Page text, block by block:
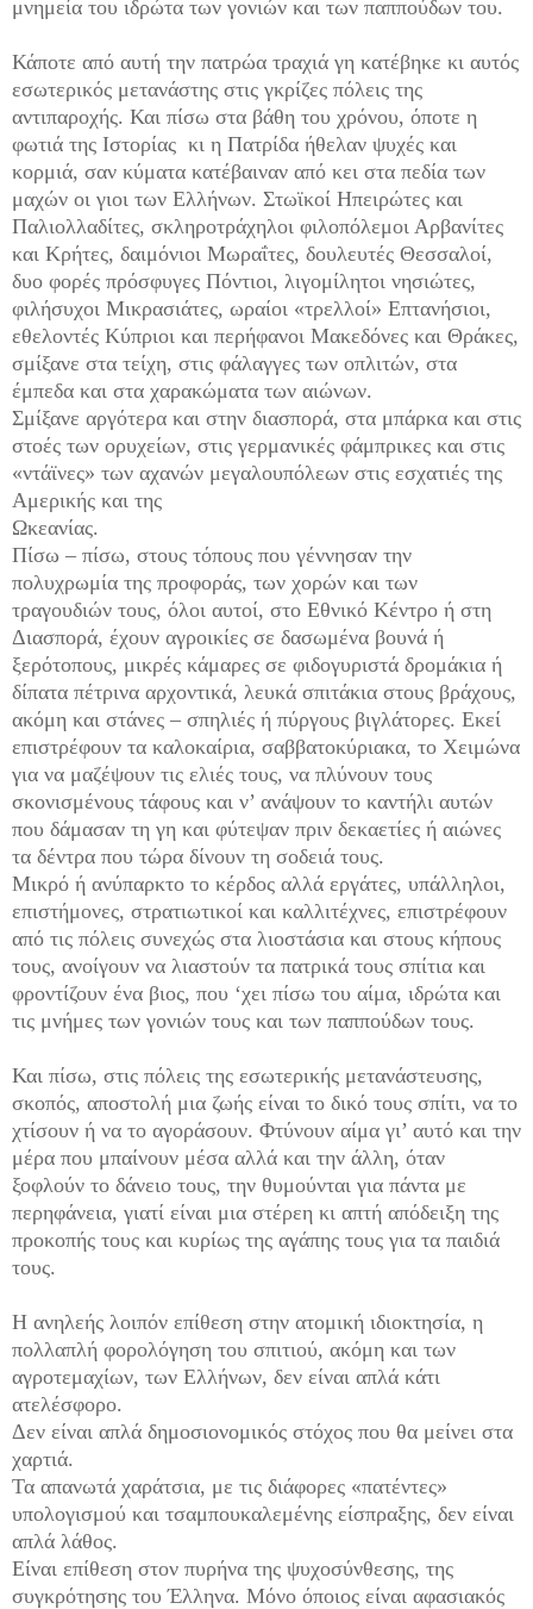
μνημεία του ιδρώτα των γονιών και των παππούδων του.
Κάποτε από αυτή την πατρώα τραχιά γη κατέβηκε κι αυτός
εσωτερικός μετανάστης στις γκρίζες πόλεις της
αντιπαροχής. Και πίσω στα βάθη του χρόνου, όποτε η
φωτιά της Ιστορίας κι η Πατρίδα ήθελαν ψυχές και
κορμιά, σαν κύματα κατέβαιναν από κει στα πεδία των
μαχών οι γιοι των Ελλήνων. Στωϊκοί Ηπειρώτες και
Παλιολλαδίτες, σκληροτράχηλοι φιλοπόλεμοι Αρβανίτες
και Κρήτες, δαιμόνιοι Μωραΐτες, δουλευτές Θεσσαλοί,
δυο φορές πρόσφυγες Πόντιοι, λιγομίλητοι νησιώτες,
φιλήσυχοι Μικρασιάτες, ωραίοι «τρελλοί» Επτανήσιοι,
εθελοντές Κύπριοι και περήφανοι Μακεδόνες και Θράκες,
σμίξανε στα τείχη, στις φάλαγγες των οπλιτών, στα
έμπεδα και στα χαρακώματα των αιώνων.
Σμίξανε αργότερα και στην διασπορά, στα μπάρκα και στις
στοές των ορυχείων, στις γερμανικές φάμπρικες και στις
«ντάϊνες» των αχανών μεγαλουπόλεων στις εσχατιές της
Αμερικής και της
Ωκεανίας.
Πίσω – πίσω, στους τόπους που γέννησαν την
πολυχρωμία της προφοράς, των χορών και των
τραγουδιών τους, όλοι αυτοί, στο Εθνικό Κέντρο ή στη
Διασπορά, έχουν αγροικίες σε δασωμένα βουνά ή
ξερότοπους, μικρές κάμαρες σε φιδογυριστά δρομάκια ή
δίπατα πέτρινα αρχοντικά, λευκά σπιτάκια στους βράχους,
ακόμη και στάνες – σπηλιές ή πύργους βιγλάτορες. Εκεί
επιστρέφουν τα καλοκαίρια, σαββατοκύριακα, το Χειμώνα
για να μαζέψουν τις ελιές τους, να πλύνουν τους
σκονισμένους τάφους και ν’ ανάψουν το καντήλι αυτών
που δάμασαν τη γη και φύτεψαν πριν δεκαετίες ή αιώνες
τα δέντρα που τώρα δίνουν τη σοδειά τους.
Μικρό ή ανύπαρκτο το κέρδος αλλά εργάτες, υπάλληλοι,
επιστήμονες, στρατιωτικοί και καλλιτέχνες, επιστρέφουν
από τις πόλεις συνεχώς στα λιοστάσια και στους κήπους
τους, ανοίγουν να λιαστούν τα πατρικά τους σπίτια και
φροντίζουν ένα βιος, που ‘χει πίσω του αίμα, ιδρώτα και
τις μνήμες των γονιών τους και των παππούδων τους.
Και πίσω, στις πόλεις της εσωτερικής μετανάστευσης,
σκοπός, αποστολή μια ζωής είναι το δικό τους σπίτι, να το
χτίσουν ή να το αγοράσουν. Φτύνουν αίμα γι’ αυτό και την
μέρα που μπαίνουν μέσα αλλά και την άλλη, όταν
ξοφλούν το δάνειο τους, την θυμούνται για πάντα με
περηφάνεια, γιατί είναι μια στέρεη κι απτή απόδειξη της
προκοπής τους και κυρίως της αγάπης τους για τα παιδιά
τους.
Η ανηλεής λοιπόν επίθεση στην ατομική ιδιοκτησία, η
πολλαπλή φορολόγηση του σπιτιού, ακόμη και των
αγροτεμαχίων, των Ελλήνων, δεν είναι απλά κάτι
ατελέσφορο.
Δεν είναι απλά δημοσιονομικός στόχος που θα μείνει στα
χαρτιά.
Τα απανωτά χαράτσια, με τις διάφορες «πατέντες»
υπολογισμού και τσαμπουκαλεμένης είσπραξης, δεν είναι
απλά λάθος.
Είναι επίθεση στον πυρήνα της ψυχοσύνθεσης, της
συγκρότησης του Έλληνα. Μόνο όποιος είναι αφασιακός